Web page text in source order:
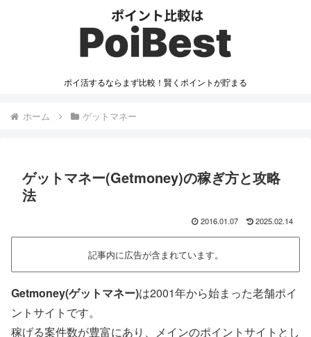
ポイ活するならまず比較！賢くポイントが貯まる
ホーム ゲットマネー
ゲットマネー(Getmoney)の稼ぎ方と攻略
法
2016.01.07 2025.02.14
記事内に広告が含まれています。
Getmoney(ゲットマネー)は2001年から始まった老舗ポイ
ントサイトです。
稼げる案件数が豊富にあり、メインのポイントサイトとし